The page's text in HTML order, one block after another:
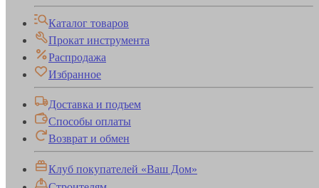
Каталог товаров
Прокат инструмента
Распродажа
Избранное
Доставка и подъем
Способы оплаты
Возврат и обмен
Клуб покупателей «Ваш Дом»